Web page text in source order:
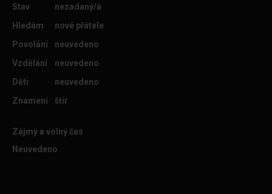
Stav
nezadaný/á
Hledám
nové přátele
Povolání
neuvedeno
Vzdělání
neuvedeno
Děti
neuvedeno
Znamení
štír
Zájmy a volný čas
Neuvedeno